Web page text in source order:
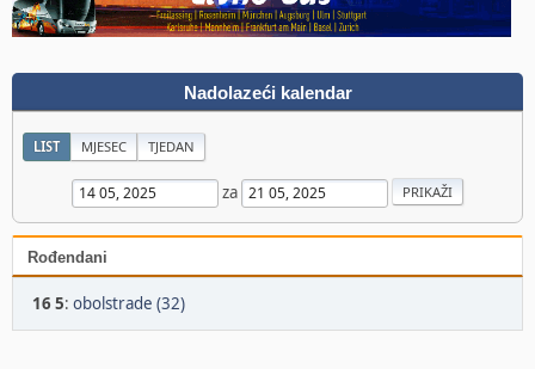
Nadolazeći kalendar
LIST MJESEC TJEDAN
za
Rođendani
16 5: obolstrade (32)